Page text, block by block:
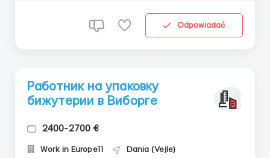
Odpowiadać
Работник на упаковку
бижутерии в Виборге
2400-2700 €
Work in Europe11 Dania (Vejle)